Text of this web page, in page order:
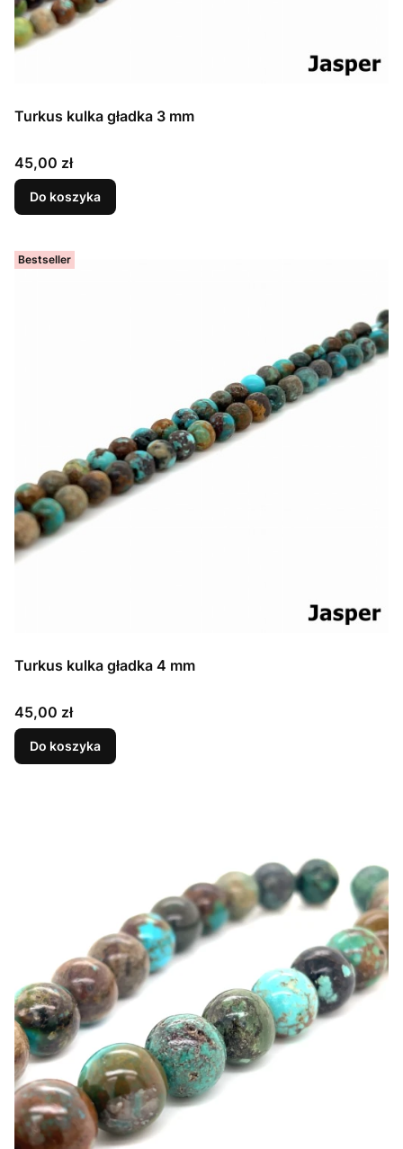
Turkus kulka gładka 3 mm
Cena
45,00 zł
Do koszyka
Bestseller
Turkus kulka gładka 4 mm
Cena
45,00 zł
Do koszyka